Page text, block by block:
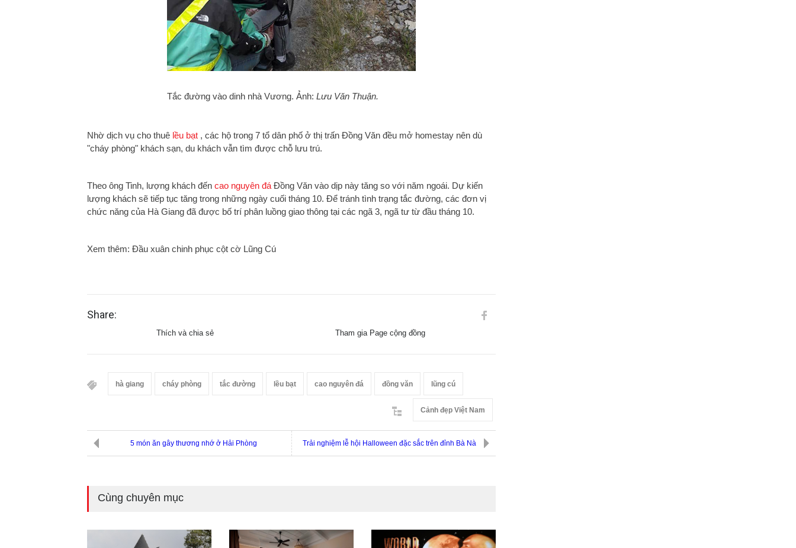
Tắc đường vào dinh nhà Vương. Ảnh: Lưu Văn Thuận.
Nhờ dịch vụ cho thuê lều bạt , các hộ trong 7 tổ dân phố ở thị trấn Đồng Văn đều mở homestay nên dù
"cháy phòng" khách sạn, du khách vẫn tìm được chỗ lưu trú.
Theo ông Tinh, lượng khách đến cao nguyên đá Đồng Văn vào dịp này tăng so với năm ngoái. Dự kiến
lượng khách sẽ tiếp tục tăng trong những ngày cuối tháng 10. Để tránh tình trạng tắc đường, các đơn vị
chức năng của Hà Giang đã được bố trí phân luồng giao thông tại các ngã 3, ngã tư từ đầu tháng 10.
Xem thêm: Đầu xuân chinh phục cột cờ Lũng Cú
Share:
Thích và chia sẻ Tham gia Page cộng đồng
hà giang cháy phòng tắc đường lều bạt cao nguyên đá đồng văn lũng cú
Cảnh đẹp Việt Nam
5 món ăn gây thương nhớ ở Hải Phòng Trải nghiệm lễ hội Halloween đặc sắc trên đỉnh Bà Nà
Cùng chuyên mục